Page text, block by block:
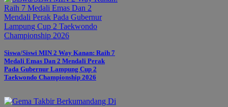
Siswa/Siswi MIN 2 Way Kanan: Raih 7
Medali Emas Dan 2 Mendali Perak
Pada Gubernur Lampung Cup 2
Taekwondo Championship 2026